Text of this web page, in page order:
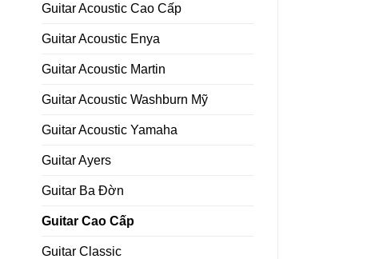
Guitar Acoustic Cao Cấp
Guitar Acoustic Enya
Guitar Acoustic Martin
Guitar Acoustic Washburn Mỹ
Guitar Acoustic Yamaha
Guitar Ayers
Guitar Ba Đờn
Guitar Cao Cấp
Guitar Classic